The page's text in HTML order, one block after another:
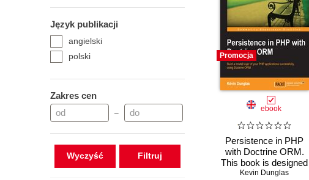
Język publikacji
angielski
polski
Zakres cen
–
Wyczyść
Promocja
ebook
Persistence in PHP
with Doctrine ORM.
This book is designed
for PHP developers and
Kevin Dunglas